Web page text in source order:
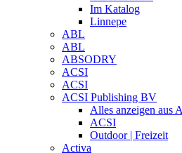
Im Katalog
Linnepe
ABL
ABL
ABSODRY
ACSI
ACSI
ACSI Publishing BV
Alles anzeigen aus
ACSI
Outdoor | Freizeit
Activa